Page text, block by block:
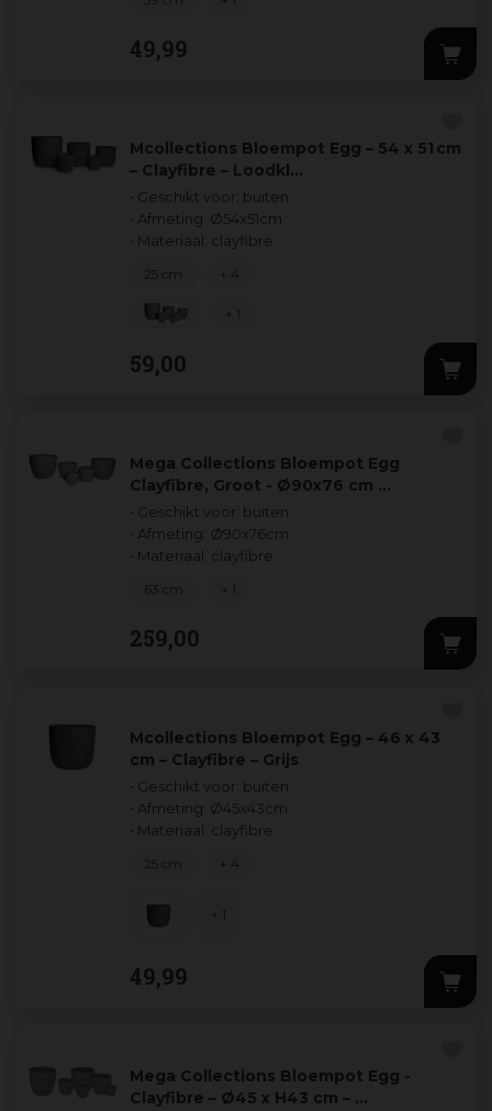
49,99
Mcollections Bloempot Egg – 54 x 51 cm
– Clayfibre – Loodkl…
• Geschikt voor: buiten
• Afmeting: Ø54x51cm
• Materiaal: clayfibre
59,00
25 cm + 4
+ 1
Mega Collections Bloempot Egg
Clayfibre, Groot - Ø90x76 cm …
• Geschikt voor: buiten
• Afmeting: Ø90x76cm
• Materiaal: clayfibre
259,00
63 cm + 1
Mcollections Bloempot Egg – 46 x 43
cm – Clayfibre – Grijs
• Geschikt voor: buiten
• Afmeting: Ø45x43cm
• Materiaal: clayfibre
49,99
25 cm + 4
+ 1
Mega Collections Bloempot Egg -
Clayfibre – Ø45 x H43 cm – …